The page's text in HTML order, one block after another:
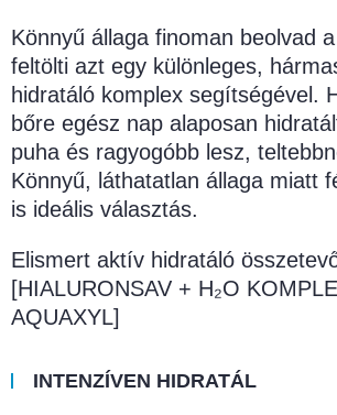
Könnyű állaga finoman beolvad
feltölti azt egy különleges,
hidratáló komplex segítségével.
bőre egész nap alaposan
puha és ragyogóbb lesz,
Könnyű, láthatatlan állaga miatt
is ideális választás.
Elismert aktív hidratáló
[HIALURONSAV + H₂O
AQUAXYL]
INTENZÍVEN HIDRATÁL